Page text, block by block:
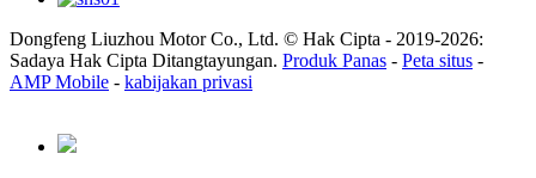
Dongfeng Liuzhou Motor Co., Ltd. © Hak Cipta - 2019-2026:
Sadaya Hak Cipta Ditangtayungan. Produk Panas - Peta situs -
AMP Mobile - kabijakan privasi